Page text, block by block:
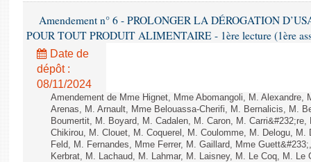
Amendement n° 6 - PROLONGER LA DÉROGATION
POUR TOUT PRODUIT ALIMENTAIRE - 1ère lecture (1ère
Date de
dépôt :
08/11/2024
Amendement de Mme Hignet, Mme Abomangoli, M. Alexandre,
Arenas, M. Arnault, Mme Belouassa-Cherifi, M. Bernalicis, M.
Boumertit, M. Boyard, M. Cadalen, M. Caron, M.
Chikirou, M. Clouet, M. Coquerel, M. Coulomme, M. Delogu, M.
Feld, M. Fernandes, Mme Ferrer, M. Gaillard, Mme
Kerbrat, M. Lachaud, M. Lahmar, M. Laisney, M. Le Coq, M. Le